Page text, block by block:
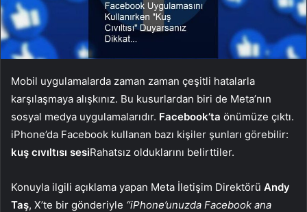
Mobil uygulamalarda zaman zaman çeşitli hatalarla
karşılaşmaya alışkınız. Bu kusurlardan biri de Meta’nın
sosyal medya uygulamalarıdır. Facebook’ta önümüze çıktı.
iPhone’da Facebook kullanan bazı kişiler şunları görebilir:
kuş cıvıltısı sesiRahatsız olduklarını belirttiler.
Konuyla ilgili açıklama yapan Meta İletişim Direktörü Andy
Taş, X’te bir gönderiyle “iPhone’unuzda Facebook ana